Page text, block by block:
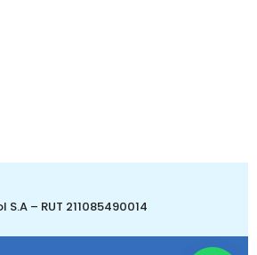
S.A – RUT 211085490014